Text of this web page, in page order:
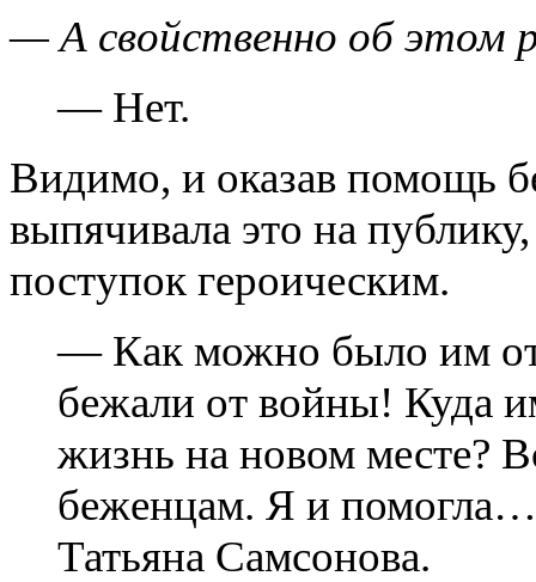
— А свойственно об этом
— Нет.
Видимо, и оказав помощь
выпячивала это на
поступок героическим.
— Как можно было им
бежали от войны! Куда
жизнь на новом месте?
беженцам. Я и
Татьяна Самсонова.